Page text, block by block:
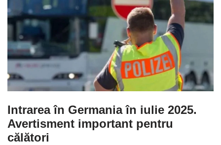
Intrarea în Germania în iulie 2025.
Avertisment important pentru
călători